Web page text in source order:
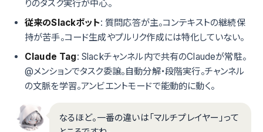
りのタスク実行が中心。
従来のSlackボット: 質問応答が主。コンテキストの継続保
持が苦手。コード生成やプルリク作成には特化していない。
Claude Tag: Slackチャンネル内で共有のClaudeが常駐。
@メンションでタスク委譲。自動分解・段階実行。チャンネル
の文脈を学習。アンビエントモードで能動的に動く。
なるほど。一番の違いは「マルチプレイヤー」って